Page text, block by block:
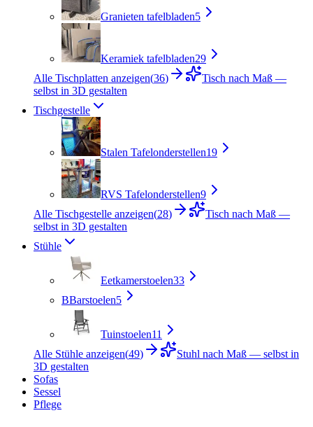
Granieten tafelbladen5
Keramiek tafelbladen29
Alle Tischplatten anzeigen(36)
Tisch nach Maß —
selbst in 3D gestalten
Tischgestelle
Stalen Tafelonderstellen19
RVS Tafelonderstellen9
Alle Tischgestelle anzeigen(28)
Tisch nach Maß —
selbst in 3D gestalten
Stühle
Eetkamerstoelen33
BBarstoelen5
Tuinstoelen11
Alle Stühle anzeigen(49)
Stuhl nach Maß — selbst in
3D gestalten
Sofas
Sessel
Pflege